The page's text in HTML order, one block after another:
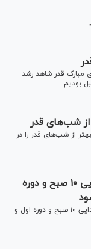
مبارک قدر شاهد رشد
از شب‌های قدر را در
آموزش‌و‌پرورش: فردا فعالیت مدارس ابتدایی ۱۰ صبح و دوره
براساس اعلام آموزش‌و‌پرورش، فردا فعالیت مدارس ابتدایی ۱۰ صبح و دوره اول و